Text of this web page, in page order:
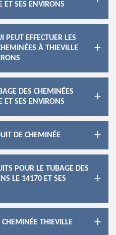
ET SES ENVIRONS
EFFECTUER LES
À THIEVILLE
DES CHEMINÉES
ET SES ENVIRONS
DE CHEMINÉE
POUR LE TUBAGE DES
LE 14170 ET SES
CHEMINÉE THIEVILLE